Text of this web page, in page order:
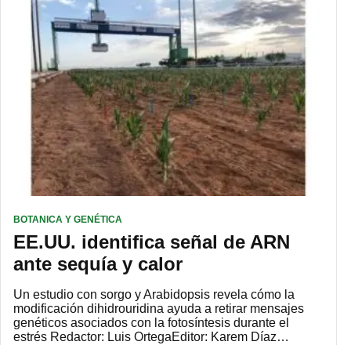
BOTANICA Y GENÉTICA
EE.UU. identifica señal de ARN
ante sequía y calor
Un estudio con sorgo y Arabidopsis revela cómo la
modificación dihidrouridina ayuda a retirar mensajes
genéticos asociados con la fotosíntesis durante el
estrés Redactor: Luis OrtegaEditor: Karem Díaz…